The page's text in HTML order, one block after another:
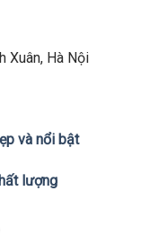
Xuân, Hà Nội
và nổi bật
lượng